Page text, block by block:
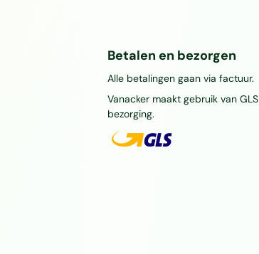
Betalen en bezorgen
Alle betalingen gaan via factuur.
Vanacker maakt gebruik van GLS
bezorging.